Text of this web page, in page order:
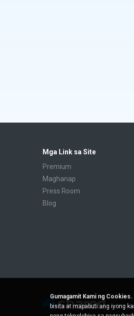
Mga Link sa Site
Premium
Maghanap
Press Room
Blog
Gumagamit Kami ng Cookies.
bisita at mapabuti ang iyong